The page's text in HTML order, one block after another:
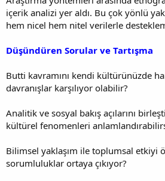
içerik analizi yer aldı. Bu çok yönlü
hem nicel hem nitel verilerle
Düşündüren Sorular ve Tartışma
Butti kavramını kendi kültürünüzde
davranışlar karşılıyor olabilir?
Analitik ve sosyal bakış açılarını
kültürel fenomenleri
Bilimsel yaklaşım ile toplumsal etkiyi
sorumluluklar ortaya çıkıyor?